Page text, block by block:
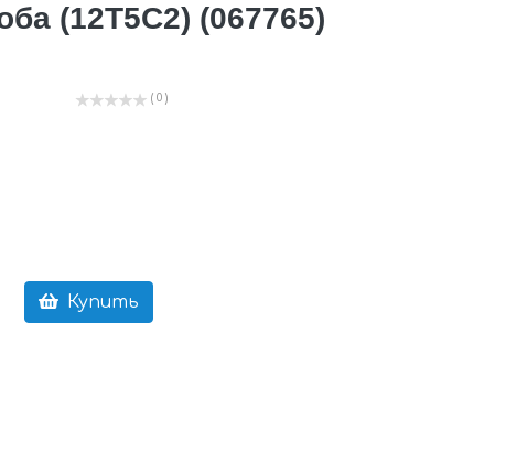
(12Т5C2) (067765)
( 0 )
Купить